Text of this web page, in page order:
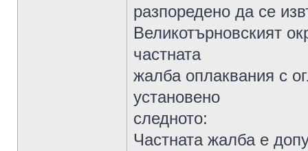
разпоредено да се
Великотърновският
частната
жалба оплаквания с
установено
следното:
Частната жалба е